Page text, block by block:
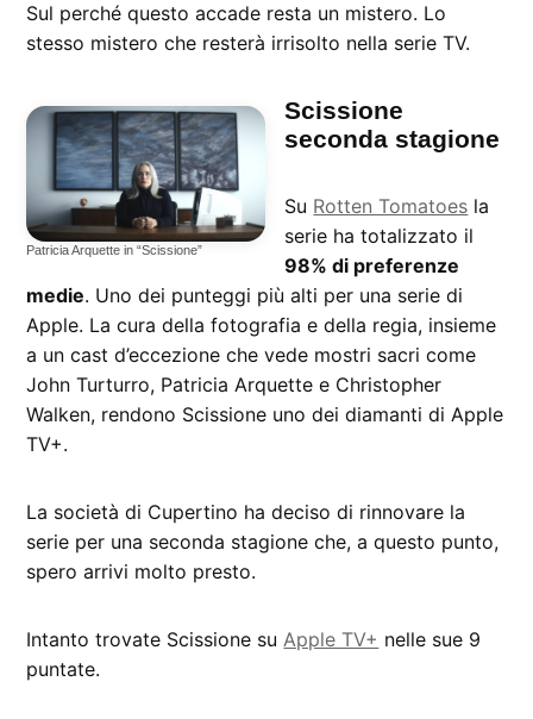
Sul perché questo accade resta un mistero. Lo
stesso mistero che resterà irrisolto nella serie TV.
Patricia Arquette in “Scissione”
Scissione
seconda stagione
Su Rotten Tomatoes la
serie ha totalizzato il
98% di preferenze
medie. Uno dei punteggi più alti per una serie di
Apple. La cura della fotografia e della regia, insieme
a un cast d’eccezione che vede mostri sacri come
John Turturro, Patricia Arquette e Christopher
Walken, rendono Scissione uno dei diamanti di Apple
TV+.
La società di Cupertino ha deciso di rinnovare la
serie per una seconda stagione che, a questo punto,
spero arrivi molto presto.
Intanto trovate Scissione suApple TV+ nelle sue 9
puntate.